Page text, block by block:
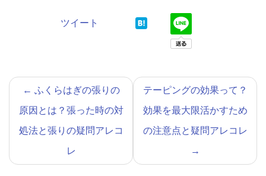
ツイート
← ふくらはぎの張りの
原因とは？張った時の対
処法と張りの疑問アレコ
レ
テーピングの効果って？
効果を最大限活かすため
の注意点と疑問アレコレ
→